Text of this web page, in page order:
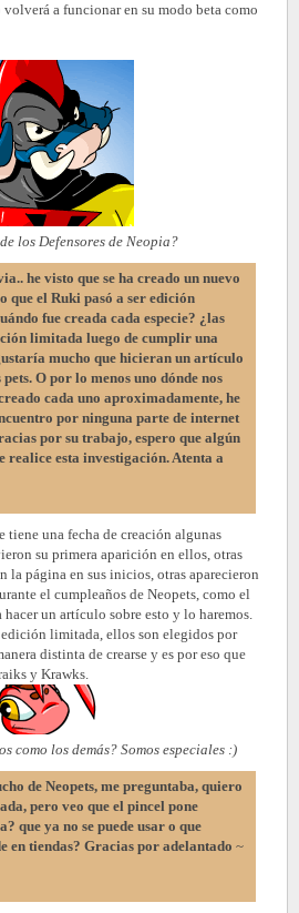
a funcionar en su modo beta como
los Defensores de Neopia?
he visto que se ha creado un nuevo
que el Ruki pasó a ser edición
fue creada cada especie? ¿las
limitada luego de cumplir una
mucho que hicieran un artículo
O por lo menos uno dónde nos
cada uno aproximadamente, he
por ninguna parte de internet
por su trabajo, espero que algún
realice esta investigación. Atenta a
tiene una fecha de creación algunas
su primera aparición en ellos, otras
la página en sus inicios, otras aparecieron
el cumpleaños de Neopets, como el
hacer un artículo sobre esto y lo haremos.
edición limitada, ellos son elegidos por
distinta de crearse y es por eso que
y Krawks.
como los demás? Somos especiales :)
de Neopets, me preguntaba, quiero
pero veo que el pincel pone
que ya no se puede usar o que
en tiendas? Gracias por adelantado ~